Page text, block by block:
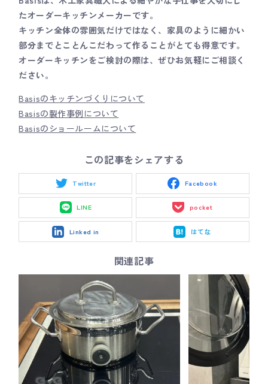
たオーダーキッチンメーカーです。
キッチン全体の雰囲気だけではなく、家具のように細かい
部分までとことんこだわって作ることがとても得意です。
オーダーキッチンをご検討の際は、ぜひお気軽にご相談く
ださい。
Basisのキッチンづくりについて
Basisの製作事例について
Basisのショールームについて
この記事をシェアする
Twitter Facebook
LINE pocket
Linked in はてな
関連記事